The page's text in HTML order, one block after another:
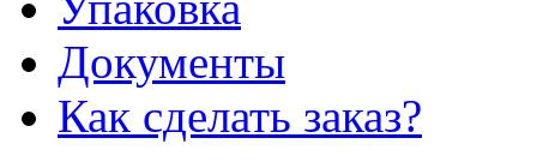
Документы
Как сделать заказ?